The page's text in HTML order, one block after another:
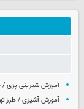
آموزش شیرینی پزی /
آموزش آشپزی / طرز